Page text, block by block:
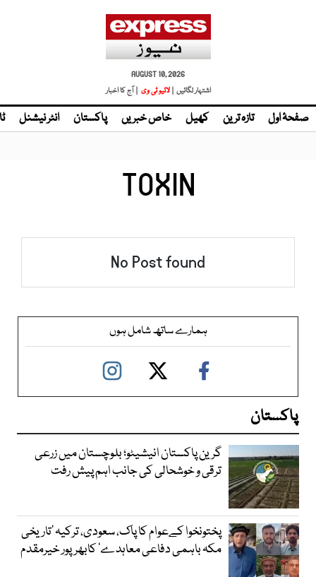
AUGUST 10, 2026
اشتہار لگائیں |
| آج کا اخبار
صفحۂ اول تازہ ترین کھیل خاص خبریں پاکستان انٹر نیشنل
TOXIN
No Post found
ہمارے ساتھ شامل ہوں
پاکستان
گرین پاکستان انیشیٹو؛ بلوچستان میں زرعی
ترقی و خوشحالی کی جانب اہم پیش رفت
پختونخوا کےعوام کا پاک، سعودی، ترکیہ ’تاریخی
مکہ باہمی دفاعی معاہدے‘ کابھرپور خیرمقدم